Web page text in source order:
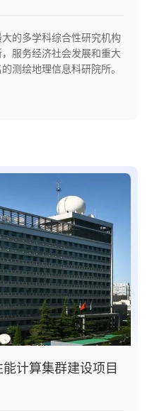
的多学科综合性研究机构
服务经济社会发展和重大
测绘地理信息科研院所。
计算集群建设项目